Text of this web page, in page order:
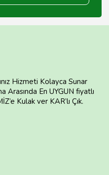
Hizmeti Kolayca Sunar
En UYGUN fiyatlı
Kulak ver KAR’lı Çık.